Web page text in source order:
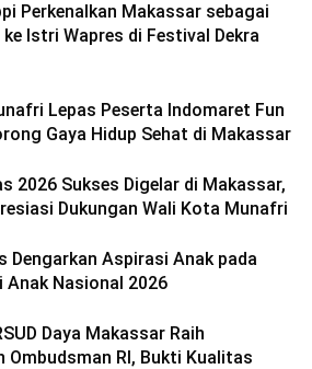
Perkenalkan Makassar sebagai
Istri Wapres di Festival Dekra
Lepas Peserta Indomaret Fun
Gaya Hidup Sehat di Makassar
2026 Sukses Digelar di Makassar,
Dukungan Wali Kota Munafri
Dengarkan Aspirasi Anak pada
Anak Nasional 2026
Daya Makassar Raih
Ombudsman RI, Bukti Kualitas